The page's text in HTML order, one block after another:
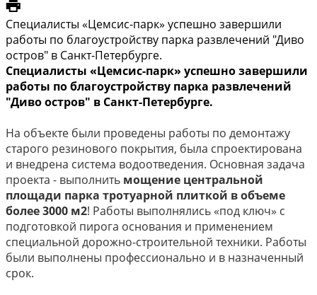
Специалисты «Цемсис-парк» успешно завершили
работы по благоустройству парка развлечений "Диво
остров" в Санкт-Петербурге.
Специалисты «Цемсис-парк» успешно завершили
работы по благоустройству парка развлечений
"Диво остров" в Санкт-Петербурге.
На объекте были проведены работы по демонтажу
старого резинового покрытия, была спроектирована
и внедрена система водоотведения. Основная задача
проекта - выполнить мощение центральной
площади парка тротуарной плиткой в объеме
более 3000 м2! Работы выполнялись «под ключ» с
подготовкой пирога основания и применением
специальной дорожно-строительной техники. Работы
были выполнены профессионально и в назначенный
срок.